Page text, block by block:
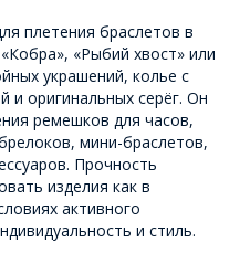
плетения браслетов в
«Рыбий хвост» или
украшений, колье с
и оригинальных серёг. Он
ремешков для часов,
мини-браслетов,
Прочность
изделия как в
активного
и стиль.